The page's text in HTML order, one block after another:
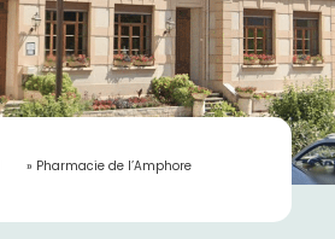
» Pharmacie de l’Amphore